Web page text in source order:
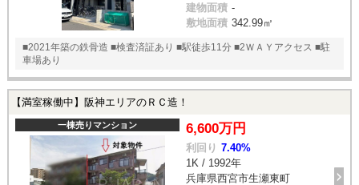
建物面積 -
敷地面積 342.99㎡
■2021年築の鉄骨造 ■検査済証あり ■駅徒歩11分 ■2ＷＡＹアクセス ■駐
車場あり
【満室稼働中】阪神エリアのＲＣ造！
一棟売りマンション 6,600万円
利回り 7.40%
1K / 1992年
兵庫県西宮市生瀬東町